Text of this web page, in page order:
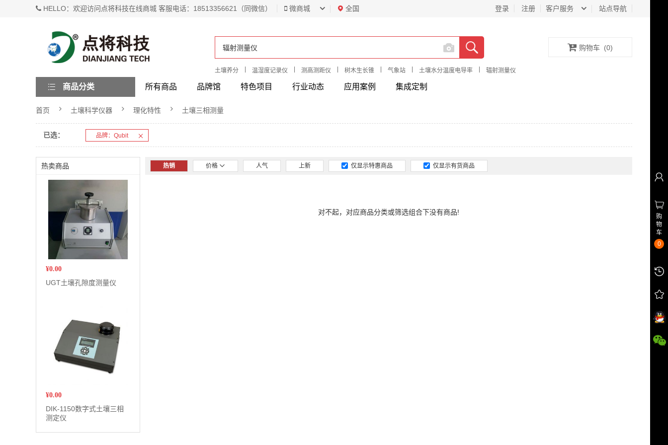
HELLO：欢迎访问点将科技在线商城 客服电话：18513356621（同微信） 微商城 全国 客户服务 站点导航
登录 注册
土壤养分 温湿度记录仪 测高测距仪 树木生长锥 气象站 土壤水分温度电导率 辐射测量仪
购物车 (0)
所有商品 品牌馆 特色项目 行业动态 应用案例 集成定制
商品分类
首页 土壤科学仪器 理化特性 土壤三相测量
已选： 品牌：Qubit
热卖商品
¥0.00
UGT土壤孔隙度测量仪
¥0.00
DIK-1150数字式土壤三相
测定仪
热销 价格 人气 上新 仅显示特惠商品 仅显示有货商品
对不起，对应商品分类或筛选组合下没有商品!
购
物
车
0